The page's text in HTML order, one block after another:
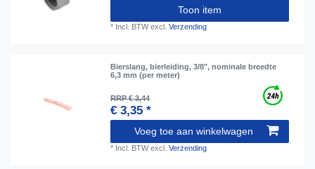
Toon item
* Incl. BTWexcl.Verzending
Bierslang, bierleiding, 3/8", nominale breedte
6,3 mm (per meter)
RRP € 3,44
€ 3,35 *
Voeg toe aan winkelwagen
* Incl. BTWexcl.Verzending